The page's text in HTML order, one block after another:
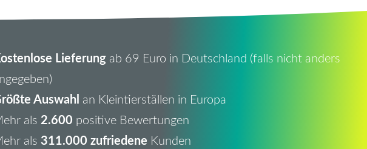
Lieferungab 69 Euro in Deutschland (falls nicht anders
Auswahl an Kleintierställen in Europa
als 2.600 positive Bewertungen
als 311.000 zufriedene Kunden